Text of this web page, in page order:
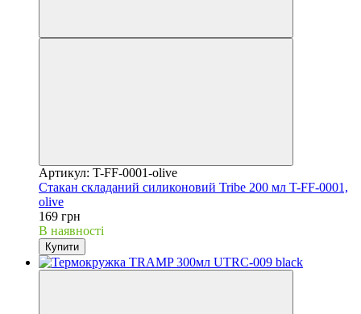
Артикул: T-FF-0001-olive
Стакан складаний силиконовий Tribe 200 мл T-FF-0001,
olive
169 грн
В наявності
Купити